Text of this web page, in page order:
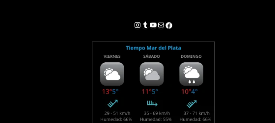
Instagram
Tumblr
YouTube
Correo electrónico
Facebook